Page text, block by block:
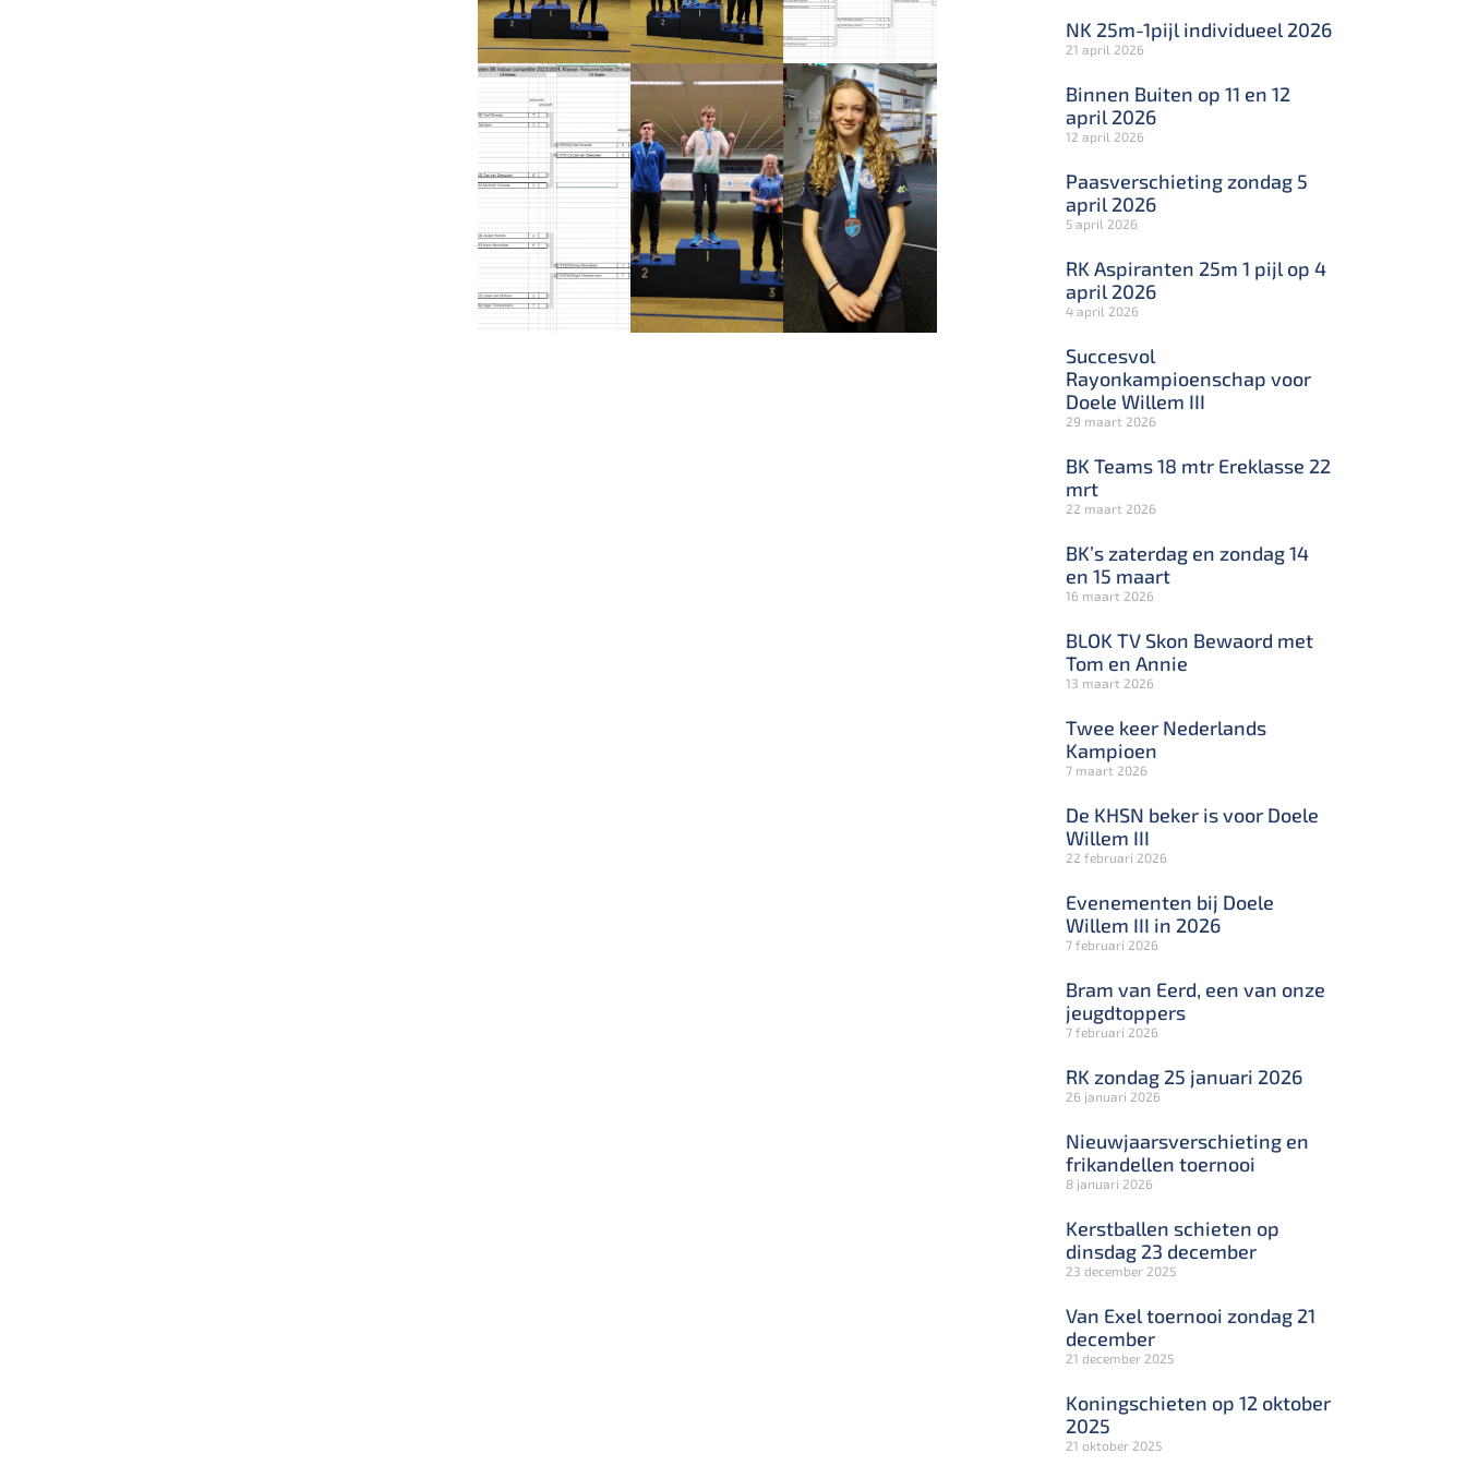
NK 25m-1pijl individueel 2026
21 april 2026
Binnen Buiten op 11 en 12
april 2026
12 april 2026
Paasverschieting zondag 5
april 2026
5 april 2026
RK Aspiranten 25m 1 pijl op 4
april 2026
4 april 2026
Succesvol
Rayonkampioenschap voor
Doele Willem III
29 maart 2026
BK Teams 18 mtr Ereklasse 22
mrt
22 maart 2026
BK’s zaterdag en zondag 14
en 15 maart
16 maart 2026
BLOK TV Skon Bewaord met
Tom en Annie
13 maart 2026
Twee keer Nederlands
Kampioen
7 maart 2026
De KHSN beker is voor Doele
Willem III
22 februari 2026
Evenementen bij Doele
Willem III in 2026
7 februari 2026
Bram van Eerd, een van onze
jeugdtoppers
7 februari 2026
RK zondag 25 januari 2026
26 januari 2026
Nieuwjaarsverschieting en
frikandellen toernooi
8 januari 2026
Kerstballen schieten op
dinsdag 23 december
23 december 2025
Van Exel toernooi zondag 21
december
21 december 2025
Koningschieten op 12 oktober
2025
21 oktober 2025